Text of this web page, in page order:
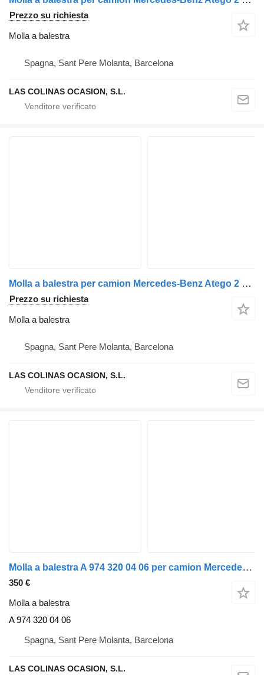
Prezzo su richiesta
Molla a balestra
Spagna, Sant Pere Molanta, Barcelona
LAS COLINAS OCASION, S.L.
Molla a balestra per camion Mercedes-Benz Atego 2 4-Cil. 4x2 BM 970/2/4/6 (2005->)
Prezzo su richiesta
Molla a balestra
Spagna, Sant Pere Molanta, Barcelona
LAS COLINAS OCASION, S.L.
Molla a balestra A 974 320 04 06 per camion Mercedes-Benz ATEGO
350 €
Molla a balestra
A 974 320 04 06
Spagna, Sant Pere Molanta, Barcelona
LAS COLINAS OCASION, S.L.